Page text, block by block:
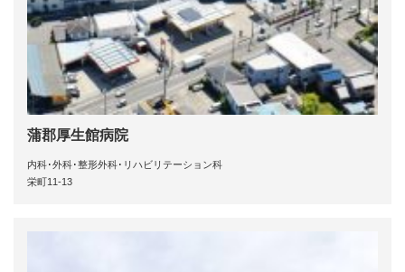
蒲郡厚生館病院
内科･外科･整形外科･リハビリテーション科
栄町11-13